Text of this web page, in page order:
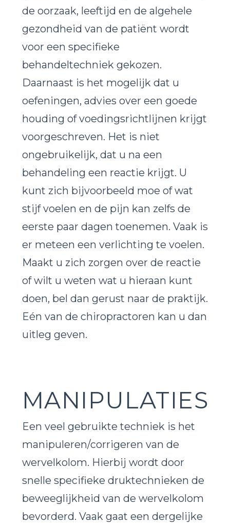
de oorzaak, leeftijd en de algehele
gezondheid van de patiënt wordt
voor een specifieke
behandeltechniek gekozen.
Daarnaast is het mogelijk dat u
oefeningen, advies over een goede
houding of voedingsrichtlijnen krijgt
voorgeschreven. Het is niet
ongebruikelijk, dat u na een
behandeling een reactie krijgt. U
kunt zich bijvoorbeeld moe of wat
stijf voelen en de pijn kan zelfs de
eerste paar dagen toenemen. Vaak is
er meteen een verlichting te voelen.
Maakt u zich zorgen over de reactie
of wilt u weten wat u hieraan kunt
doen, bel dan gerust naar de praktijk.
Eén van de chiropractoren kan u dan
uitleg geven.
MANIPULATIES
Een veel gebruikte techniek is het
manipuleren/corrigeren van de
wervelkolom. Hierbij wordt door
snelle specifieke druktechnieken de
beweeglijkheid van de wervelkolom
bevorderd. Vaak gaat een dergelijke